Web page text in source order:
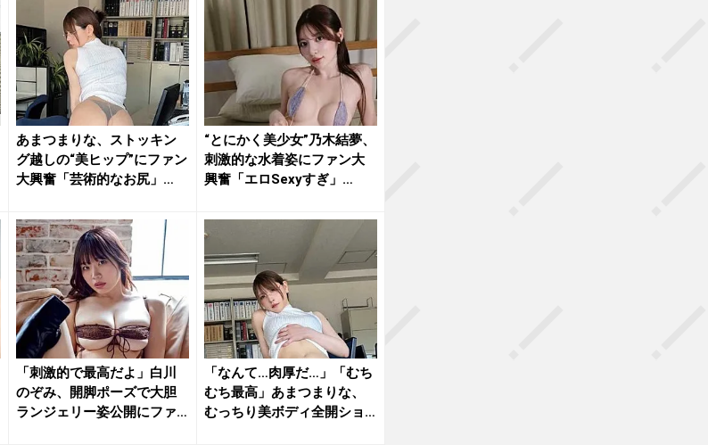
あまつまりな、ストッキン
グ越しの“美ヒップ”にファン
大興奮「芸術的なお尻」
“とにかく美少女”乃木結夢、
刺激的な水着姿にファン大
興奮「エロSexyすぎ」
「刺激的で最高だよ」白川
のぞみ、開脚ポーズで大胆
ランジェリー姿公開にファ
「なんて…肉厚だ…」「むち
むち最高」あまつまりな、
むっちり美ボディ全開ショ